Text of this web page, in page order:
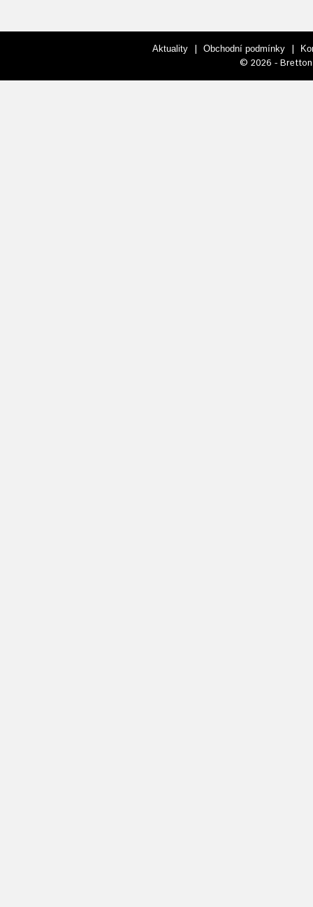
Aktuality | Obchodní podmínky |
© 2026 - Bretton